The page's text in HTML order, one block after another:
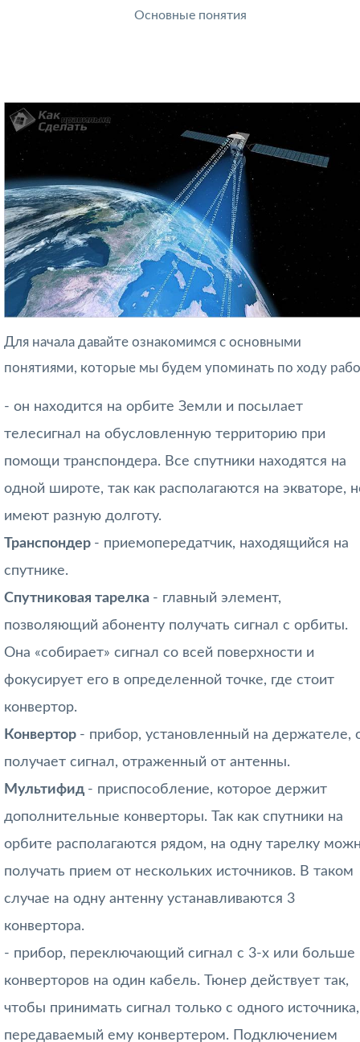
Основные понятия
Для начала давайте ознакомимся с основными
понятиями, которые мы будем упоминать по ходу
- он находится на орбите Земли и посылает
телесигнал на обусловленную территорию при
помощи транспондера. Все спутники находятся на
одной широте, так как располагаются на экваторе,
имеют разную долготу.
Транспондер - приемопередатчик, находящийся на
спутнике.
Спутниковая тарелка - главный элемент,
позволяющий абоненту получать сигнал с орбиты.
Она «собирает» сигнал со всей поверхности и
фокусирует его в определенной точке, где стоит
конвертор.
Конвертор - прибор, установленный на держателе,
получает сигнал, отраженный от антенны.
Мультифид - приспособление, которое держит
дополнительные конверторы. Так как спутники на
орбите располагаются рядом, на одну тарелку
получать прием от нескольких источников. В таком
случае на одну антенну устанавливаются 3
конвертора.
- прибор, переключающий сигнал с 3-х или больше
конверторов на один кабель. Тюнер действует так,
чтобы принимать сигнал только с одного источника,
передаваемый ему конвертером. Подключением